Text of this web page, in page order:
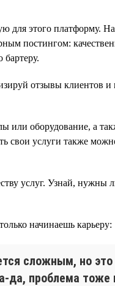
этого платформу.
постингом:
отзывы клиентов
или оборудование, а
свои услуги также
услуг. Узнай,
начинаешь карьеру:
сложным, но
да, проблема